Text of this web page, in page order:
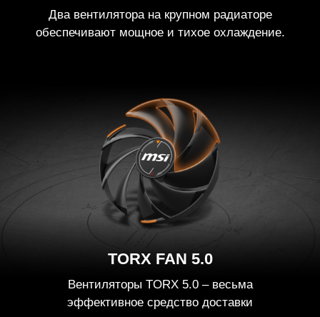
Два вентилятора на крупном радиаторе
обеспечивают мощное и тихое охлаждение.
TORX FAN 5.0
Вентиляторы TORX 5.0 – весьма
эффективное средство доставки